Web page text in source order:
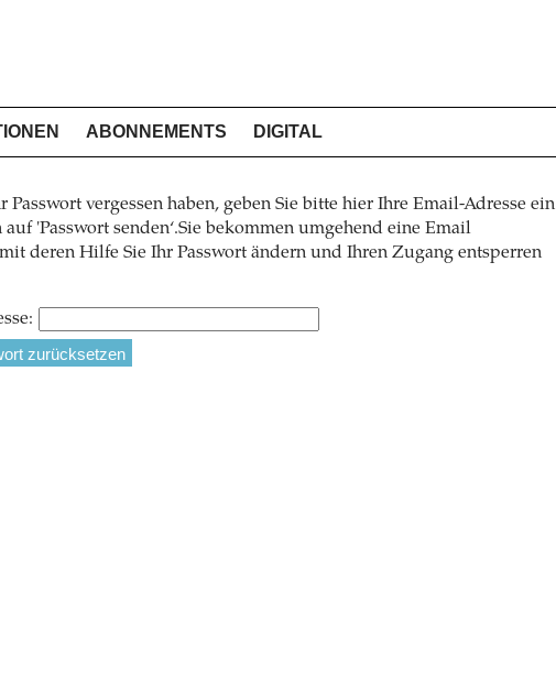
ABONNEMENTS DIGITAL
Passwort vergessen haben, geben Sie bitte hier Ihre Email-Adresse ein
'Passwort senden‘.Sie bekommen umgehend eine Email
deren Hilfe Sie Ihr Passwort ändern und Ihren Zugang entsperren